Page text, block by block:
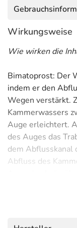
Wirkungsweise
Wie wirken die
Bimatoprost: Der
indem er den
Wegen verstärkt.
Kammerwassers
Auge erleichtert.
des Auges das
dem Abflusskanal
Abfluss des
und es können
indem er die